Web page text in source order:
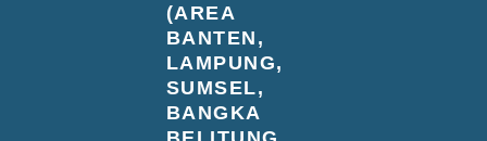
(AREA
BANTEN,
LAMPUNG,
SUMSEL,
BANGKA